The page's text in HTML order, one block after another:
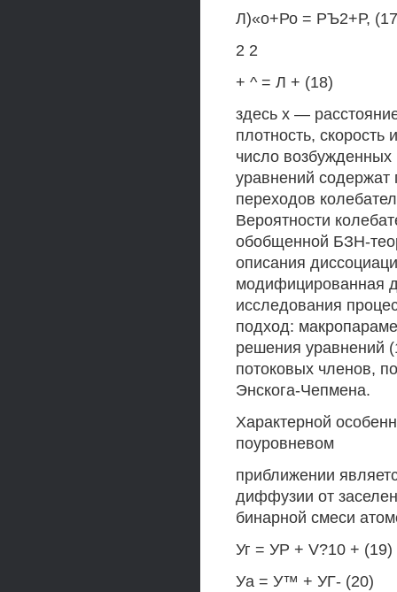
Л)«о+Ро = РЪ2+Р,
2 2
+ ^ = Л + (18)
здесь х —
плотность,
число
уравнений
переходов
Вероятности
обобщенной БЗН-
описания
модифицированная
исследования
подход:
решения уравнений
потоковых членов,
Энскога-Чепмена.
Характерной
поуровневом
приближении
диффузии от
бинарной смеси
Уг = УР + V?10 + (19)
Уа = У™ + УГ- (20)